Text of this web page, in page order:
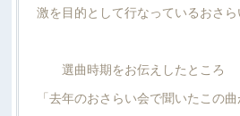
激を目的として行なっているおさら
選曲時期をお伝えしたところ
「去年のおさらい会で聞いたこの曲